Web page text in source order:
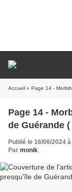
Accueil » Page 14 -
Page 14 - Morbihan : de Vannes à la presqu'île
Publié le 16/06/2024
Par monik